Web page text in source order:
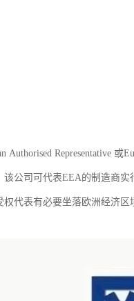
Authorised Representative
公司可代表EEA的制造商
权代表有必要坐落欧洲经济